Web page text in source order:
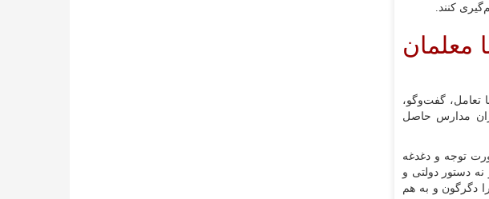
کنند.
معلمان
تعامل، گفت‌و‌گو،
مدارس حاصل
توجه و دغدغه
دستور دولتی و
دگرگون و به هم